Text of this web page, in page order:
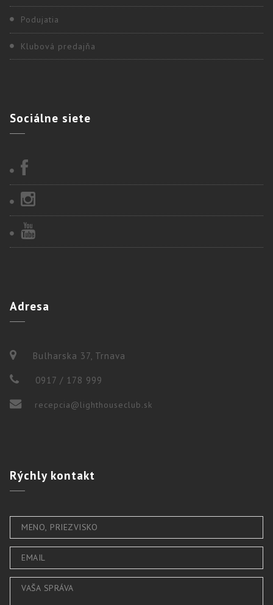
Podujatia
Klubová predajňa
Sociálne siete
Adresa
Bulharska 37, Trnava
0917 / 178 999
recepcia@lighthouseclub.sk
Rýchlykontakt